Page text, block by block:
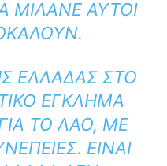
ΜΙΛΆΝΕ ΑΥΤΟΊ
ΕΛΛΆΔΑΣ ΣΤΟ
ΈΓΚΛΗΜΑ
ΤΟ ΛΑΌ, ΜΕ
ΕΊΝΑΙ